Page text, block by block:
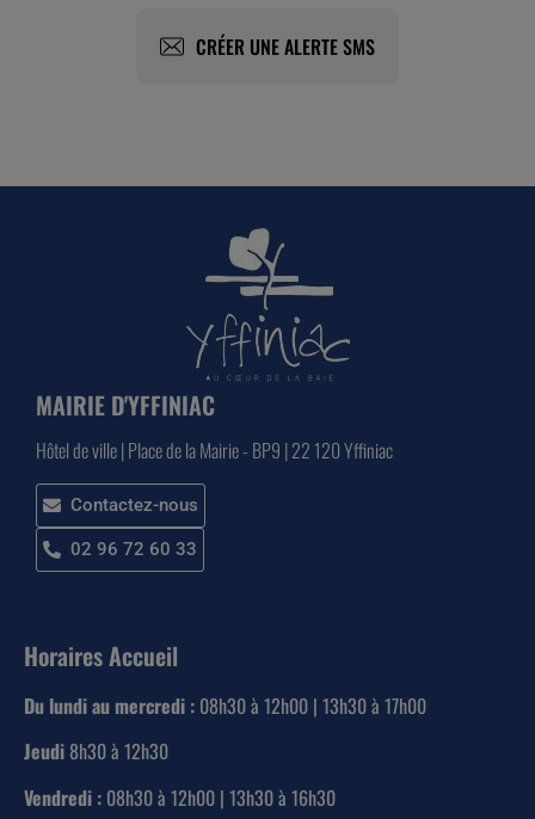
CRÉER UNE ALERTE SMS
MAIRIE D'YFFINIAC
Hôtel de ville | Place de la Mairie - BP9 | 22 120 Yffiniac
Contactez-nous
02 96 72 60 33
Horaires Accueil
Du lundi au mercredi : 08h30 à 12h00 | 13h30 à 17h00
Jeudi 8h30 à 12h30
Vendredi : 08h30 à 12h00 | 13h30 à 16h30